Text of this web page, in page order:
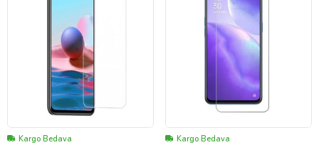
Kargo Bedava Kargo Bedava